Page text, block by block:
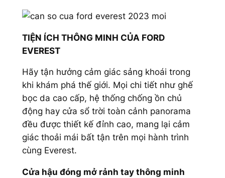
TIỆN ÍCH THÔNG MINH CỦA FORD
EVEREST
Hãy tận hưởng cảm giác sảng khoái trong
khi khám phá thế giới. Mọi chi tiết như ghế
bọc da cao cấp, hệ thống chống ồn chủ
động hay cửa sổ trời toàn cảnh panorama
đều được thiết kế đỉnh cao, mang lại cảm
giác thoải mái bất tận trên mọi hành trình
cùng Everest.
Cửa hậu đóng mở rảnh tay thông minh